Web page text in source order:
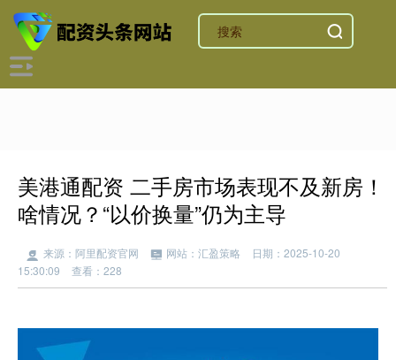
美港通配资 二手房市场表现不及新房！
啥情况？“以价换量”仍为主导
来源：阿里配资官网 网站：汇盈策略
日期：2025-10-20
15:30:09
查看：228